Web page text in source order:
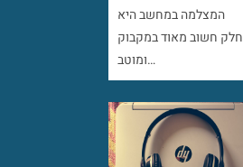
המצלמה במחשב היא
חלק חשוב מאוד במקבוק
ומוטב…